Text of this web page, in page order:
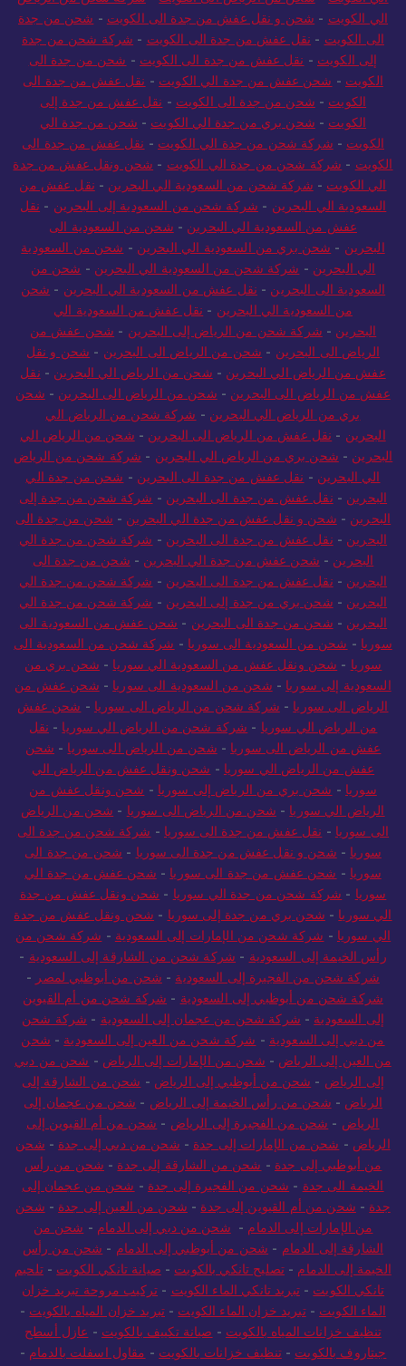
الي الكويت - شحن و نقل عفش من جدة الى الكويت - شحن من جدة
الى الكويت - نقل عفش من جدة الى الكويت - شركة شحن من جدة
إلى الكويت - نقل عفش من جدة الى الكويت - شحن من جدة الى
الكويت - شحن عفش من جدة الي الكويت - نقل عفش من جدة الى
الكويت - شحن من جدة الى الكويت - نقل عفش من جدة إلى
الكويت - شحن بري من جدة الي الكويت - شحن من جدة الي
الكويت - شركة شحن من جدة الي الكويت - نقل عفش من جدة الى
الكويت - شركة شحن من جدة الي الكويت - شحن ونقل عفش من جدة
الي الكويت - شركة شحن من السعودية الي البحرين - نقل عفش من
السعودية الي البحرين - شركة شحن من السعودية إلى البحرين - نقل
عفش من السعودية الي البحرين - شحن من السعودية الى
البحرين - شحن بري من السعودية الي البحرين - شحن من السعودية
الي البحرين - شركة شحن من السعودية الي البحرين - شحن من
السعودية الى البحرين - نقل عفش من السعودية الي البحرين - شحن
من السعودية الي البحرين - نقل عفش من السعودية الي
البحرين - شركة شحن من الرياض إلى البحرين - شحن عفش من
الرياض الى البحرين - شحن من الرياض الى البحرين - شحن و نقل
عفش من الرياض الي البحرين - شحن من الرياض الي البحرين - نقل
عفش من الرياض الى البحرين - شحن من الرياض الى البحرين - شحن
بري من الرياض الي البحرين - شركة شحن من الرياض الي
البحرين - نقل عفش من الرياض الى البحرين - شحن من الرياض الي
البحرين - شحن بري من الرياض الي البحرين - شركة شحن من الرياض
الي البحرين - نقل عفش من جدة الى البحرين - شحن من جدة الي
البحرين - نقل عفش من جدة الى البحرين - شركة شحن من جدة إلى
البحرين - شحن و نقل عفش من جدة الي البحرين - شحن من جدة الى
البحرين - نقل عفش من جدة الى البحرين - شركة شحن من جدة الي
البحرين - شحن عفش من جدة الي البحرين - شحن من جدة الى
البحرين - نقل عفش من جدة الى البحرين - شركة شحن من جدة الي
البحرين - شحن بري من جدة إلى البحرين - شركة شحن من جدة الي
البحرين - شحن من جدة الى البحرين - شحن عفش من السعودية الى
سوريا - شحن من السعودية الى سوريا - شركة شحن من السعودية الى
سوريا - شحن ونقل عفش من السعودية الي سوريا - شحن بري من
السعودية إلى سوريا - شحن من السعودية الى سوريا - شحن عفش من
الرياض الى سوريا - شركة شحن من الرياض الى سوريا - شحن عفش
من الرياض الي سوريا - شركة شحن من الرياض الي سوريا - نقل
عفش من الرياض الى سوريا - شحن من الرياض الى سوريا - شحن
عفش من الرياض الي سوريا - شحن ونقل عفش من الرياض الي
سوريا - شحن بري من الرياض إلى سوريا - شحن ونقل عفش من
الرياض الي سوريا - شحن من الرياض الى سوريا - شحن من الرياض
الى سوريا - نقل عفش من جدة الى سوريا - شركة شحن من جدة الى
سوريا - شحن و نقل عفش من جدة الى سوريا - شحن من جدة الى
سوريا - شحن عفش من جدة الى سوريا - شحن عفش من جدة الي
سوريا - شركة شحن من جدة الي سوريا - شحن ونقل عفش من جدة
الي سوريا - شحن بري من جدة إلى سوريا - شحن ونقل عفش من جدة
الي سوريا - شركة شحن من الإمارات إلى السعودية - شركة شحن من
رأس الخيمة إلى السعودية - شركة شحن من الشارقة إلى السعودية -
شركة شحن من الفجيرة إلى السعودية - شحن من أبوظبي لمصر -
شركة شحن من أبوظبي إلى السعودية - شركة شحن من أم القيوين
إلى السعودية - شركة شحن من عجمان إلى السعودية - شركة شحن
من دبي إلى السعودية - شركة شحن من العين إلى السعودية - شحن
من العين إلى الرياض - شحن من الإمارات إلى الرياض - شحن من دبي
إلى الرياض - شحن من أبوظبي إلى الرياض - شحن من الشارقة إلى
الرياض - شحن من رأس الخيمة إلى الرياض - شحن من عجمان إلى
الرياض - شحن من الفجيرة إلى الرياض - شحن من أم القيوين إلى
الرياض - شحن من الإمارات إلى جدة - شحن من دبي إلى جدة - شحن
من أبوظبي إلى جدة - شحن من الشارقة إلى جدة - شحن من رأس
الخيمة الى جدة - شحن من الفجيرة إلى جدة - شحن من عجمان إلى
جدة - شحن من أم القيوين إلى جدة - شحن من العين إلى جدة - شحن
من الإمارات إلى الدمام - شحن من دبي إلى الدمام - شحن من
الشارقة إلى الدمام - شحن من أبوظبي إلى الدمام - شحن من رأس
الخيمة إلى الدمام -تصليح تانكي بالكويت - صيانة تانكي الكويت -تلحيم
تانكي الكويت -تبريد تانكي الماء الكويت - تركيب مروحة تبريد خزان
الماء الكويت -تبريد خزان الماء الكويت - تبريد خزان المياه بالكويت -
تنظيف خزانات المياه بالكويت - صيانة تكييف بالكويت - عازل أسطح
جيتاروف بالكويت -تنظيف خزانات بالكويت - مقاول اسفلت بالدمام -